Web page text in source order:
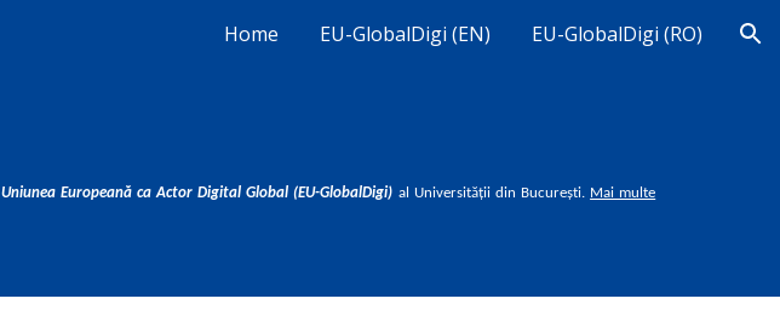
Skip to navigation
Home EU-GlobalDigi (EN) EU-GlobalDigi (RO)
Uniunea Europeană ca Actor Digital Global (EU-GlobalDigi) al Universității din București. Mai multe